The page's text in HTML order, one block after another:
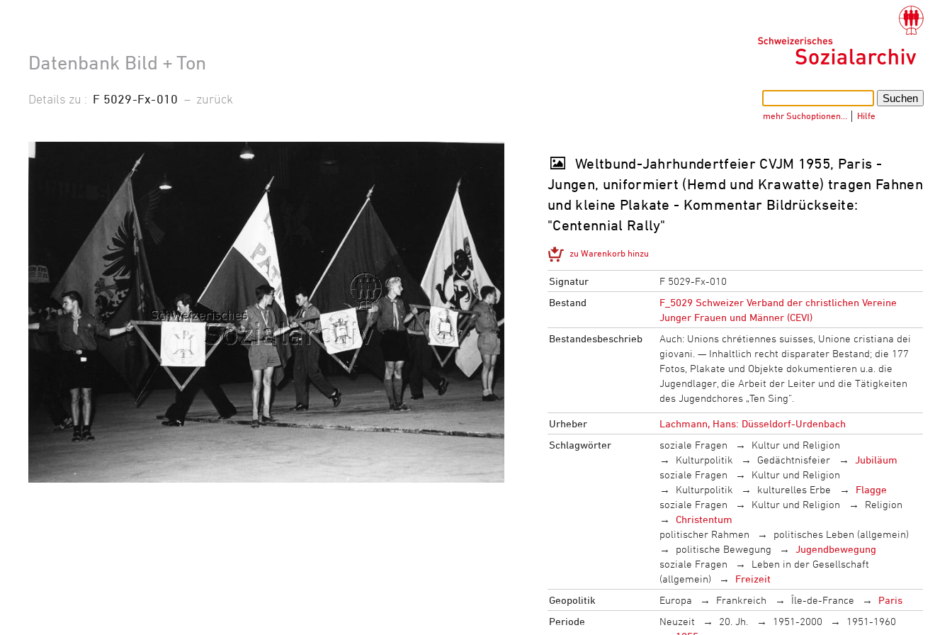
Datenbank Bild + Ton
mehr Suchoptionen… Hilfe
Details zu : F 5029-Fx-010 – zurück
Weltbund-Jahrhundertfeier CVJM 1955, Paris -
Jungen, uniformiert (Hemd und Krawatte) tragen Fahnen
und kleine Plakate - Kommentar Bildrückseite:
"Centennial Rally"
zu Warenkorb hinzu
Signatur
F 5029-Fx-010
Bestand
F_5029 Schweizer Verband der christlichen Vereine
Junger Frauen und Männer (CEVI)
Bestandesbeschrieb
Auch: Unions chrétiennes suisses, Unione cristiana dei
giovani. — Inhaltlich recht disparater Bestand; die 177
Fotos, Plakate und Objekte dokumentieren u.a. die
Jugendlager, die Arbeit der Leiter und die Tätigkeiten
des Jugendchores „Ten Sing“.
Urheber
Lachmann, Hans: Düsseldorf-Urdenbach
Schlagwörter
soziale Fragen
Kultur und Religion
Kulturpolitik
Gedächtnisfeier
Jubiläum
soziale Fragen
Kultur und Religion
Kulturpolitik
kulturelles Erbe
Flagge
soziale Fragen
Kultur und Religion
Religion
Christentum
politischer Rahmen
politisches Leben (allgemein)
politische Bewegung
Jugendbewegung
soziale Fragen
Leben in der Gesellschaft
(allgemein)
Freizeit
Geopolitik
Europa Frankreich Île-de-France
Paris
Periode
Neuzeit 20. Jh. 1951-2000
1951-1960